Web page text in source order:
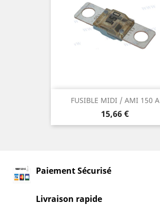
FUSIBLE MIDI / AMI 150 A
Prix
15,66 €
Paiement Sécurisé
Livraison rapide